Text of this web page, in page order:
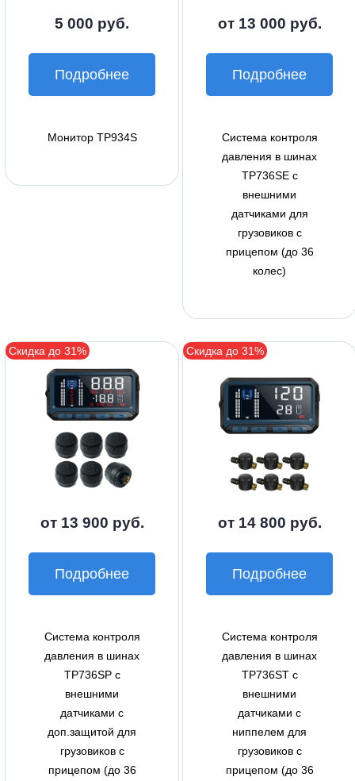
5 000 руб.
Подробнее
Монитор TP934S
от 13 000 руб.
Подробнее
Система контроля
давления в шинах
TP736SE с
внешними
датчиками для
грузовиков с
прицепом (до 36
колес)
Скидка до 31%
от 13 900 руб.
Подробнее
Система контроля
давления в шинах
TP736SP с
внешними
датчиками с
доп.защитой для
грузовиков с
прицепом (до 36
Скидка до 31%
от 14 800 руб.
Подробнее
Система контроля
давления в шинах
TP736ST с
внешними
датчиками с
ниппелем для
грузовиков с
прицепом (до 36